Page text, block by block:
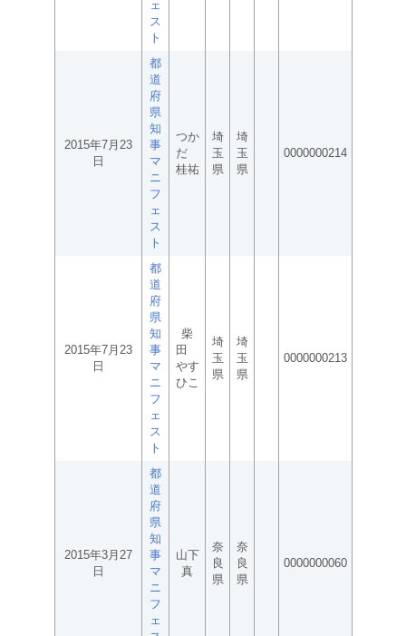
ェ
ス
ト
2015年7月23
日
都
道
府
県
知
事
マ
ニ
フ
ェ
ス
ト
つか
だ
桂祐
埼
玉
県
埼
玉
県
0000000214
2015年7月23
日
都
道
府
県
知
事
マ
ニ
フ
ェ
ス
ト
柴
田
やす
ひこ
埼
玉
県
埼
玉
県
0000000213
2015年3月27
日
都
道
府
県
知
事
マ
ニ
フ
ェ
山下
真
奈
良
県
奈
良
県
0000000060